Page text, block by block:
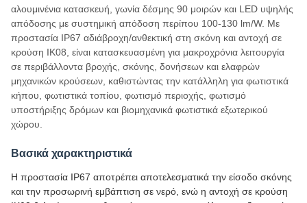
αλουμινένια κατασκευή, γωνία δέσμης 90 μοιρών και LED υψηλής
απόδοσης με συστημική απόδοση περίπου 100-130 lm/W. Με
προστασία IP67 αδιάβροχη/ανθεκτική στη σκόνη και αντοχή σε
κρούση IK08, είναι κατασκευασμένη για μακροχρόνια λειτουργία
σε περιβάλλοντα βροχής, σκόνης, δονήσεων και ελαφρών
μηχανικών κρούσεων, καθιστώντας την κατάλληλη για φωτιστικά
κήπου, φωτιστικά τοπίου, φωτισμό περιοχής, φωτισμό
υποστήριξης δρόμων και βιομηχανικά φωτιστικά εξωτερικού
χώρου.
Βασικά χαρακτηριστικά
Η προστασία IP67 αποτρέπει αποτελεσματικά την είσοδο σκόνης
και την προσωρινή εμβάπτιση σε νερό, ενώ η αντοχή σε κρούση